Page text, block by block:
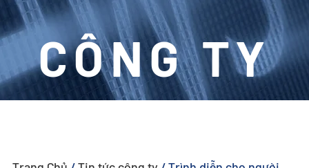
- Hệ Thống Anti-Drone
- - Hệ Thống Anti-Drone Cố Định
- - - ND-BU001 Hệ Thống Anti-Drone Tiêu Chuẩn
- - - ND-BU002 Hệ Thống Anti-Drone Cao Cấp
- - - ND-BU004 Hệ Thống Anti-Drone An Ninh Cơ Sở
CÔNG TY